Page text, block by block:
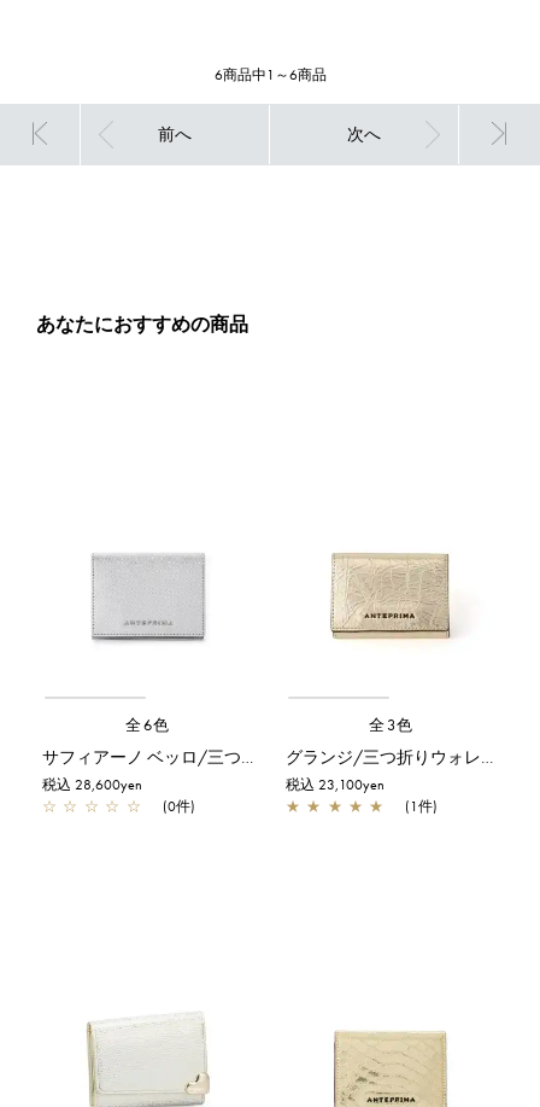
6商品中1～6商品
前へ 次へ
あなたにおすすめの商品
全6色
サフィアーノ ベッロ/三つ折りウォレット/シルバー
税込 28,600yen
☆ ☆ ☆ ☆ ☆ (0件)
全3色
グランジ/三つ折りウォレット/シャンパンゴールド
税込 23,100yen
★ ★ ★ ★ ★ (1件)